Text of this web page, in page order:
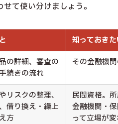
て使い分けましょう。
知っておき
の詳細、審査の
続きの流れ
その金融機
リスクの整理、
借り換え・繰上
方
民間資格。
金融機関・
って立場が